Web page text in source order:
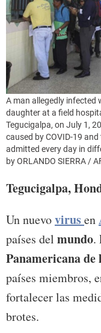
A man allegedly infected
daughter at a field
Tegucigalpa, on July 1,
caused by COVID-19
admitted every day in
by ORLANDO SIERRA /
Tegucigalpa,
Un nuevovirusen
países del mundo.
Panamericana de
países miembros,
fortalecer las
brotes.